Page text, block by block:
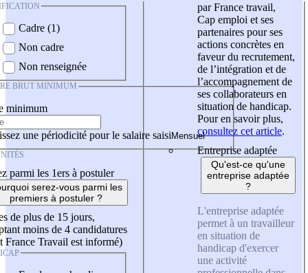
Cadre (1)
Non cadre
Non renseignée
BRUT MINIMUM
minimum
une périodicité pour le salaire saisi
parmi les 1ers à postuler
serez-vous parmi les
premiers à postuler ?
de plus de 15 jours,
moins de 4 candidatures
France Travail est informé)
par France travail,
Cap emploi et ses
partenaires pour ses
actions concrètes en
faveur du recrutement,
de l’intégration et de
l’accompagnement de
ses collaborateurs en
situation de handicap.
Pour en savoir plus,
consultez cet article.
Entreprise adaptée
Qu'est-ce qu'une
entreprise adaptée
?
L'entreprise adaptée
permet à un travailleur
en situation de
handicap d'exercer
une activité